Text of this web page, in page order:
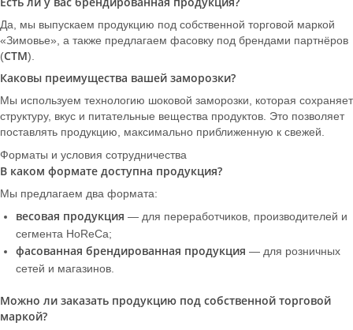
Да, мы выпускаем продукцию под собственной торговой маркой
«Зимовье», а также предлагаем фасовку под брендами партнёров
(СТМ).
Каковы преимущества вашей заморозки?
Мы используем технологию шоковой заморозки, которая сохраняет
структуру, вкус и питательные вещества продуктов. Это позволяет
поставлять продукцию, максимально приближенную к свежей.
Форматы и условия сотрудничества
В каком формате доступна продукция?
Мы предлагаем два формата:
весовая продукция — для переработчиков, производителей и
сегмента HoReCa;
фасованная брендированная продукция — для розничных
сетей и магазинов.
Можно ли заказать продукцию под собственной торговой
маркой?